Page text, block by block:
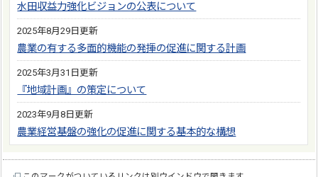
水田収益力強化ビジョンの公表について
2025年8月29日更新
農業の有する多面的機能の発揮の促進に関する計画
2025年3月31日更新
『地域計画』の策定について
2023年9月8日更新
農業経営基盤の強化の促進に関する基本的な構想